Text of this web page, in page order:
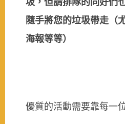
隨手將您的垃圾帶走（
海報等等）
優質的活動需要靠每一